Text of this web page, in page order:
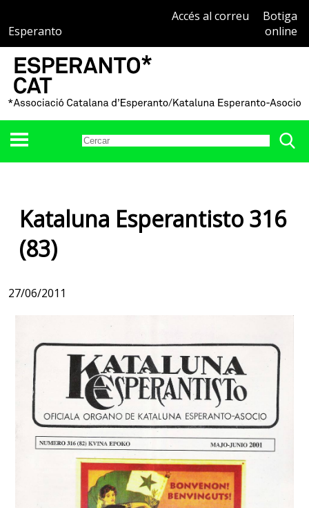
Esperanto
Accés al correu
Botiga
online
Kataluna Esperantisto 316
(83)
27/06/2011